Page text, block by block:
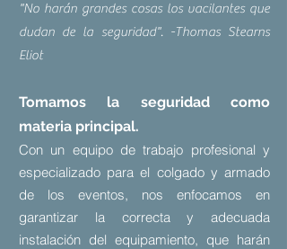
"No harán grandes cosas los vacilantes que
dudan de la seguridad". -Thomas Stearns
Eliot
Tomamos la seguridad como
materia principal.
Con un equipo de trabajo profesional y
especializado para el colgado y armado
de los eventos, nos enfocamos en
garantizar la correcta y adecuada
instalación del equipamiento, que harán